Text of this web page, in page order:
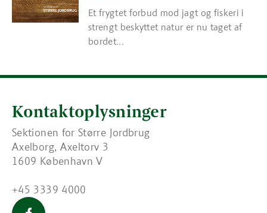
Et frygtet forbud mod jagt og fiskeri i
strengt beskyttet natur er nu taget af
bordet...
Kontaktoplysninger
Sektionen for Større Jordbrug
Axelborg, Axeltorv 3
1609 København V
+45 3339 4000